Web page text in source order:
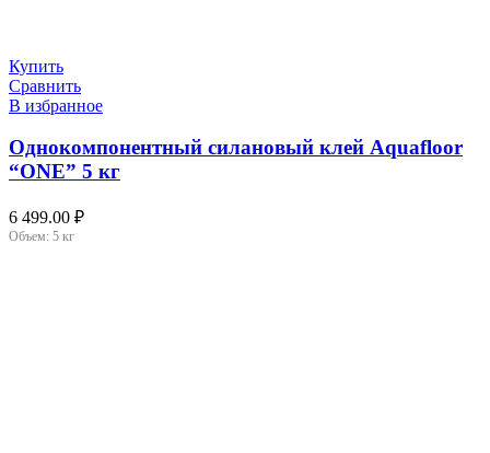
Купить
Сравнить
В избранное
Однокомпонентный силановый клей Aquafloor
“ONE” 5 кг
6 499.00 ₽
Объем: 5 кг